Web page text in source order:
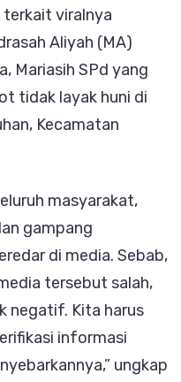
Dulu!
terkait viralnya
Aliyah (MA)
Mariasih SPd yang
tidak layak huni di
Kecamatan
masyarakat,
gampang
di media. Sebab,
tersebut salah,
negatif. Kita harus
informasi
ungkap